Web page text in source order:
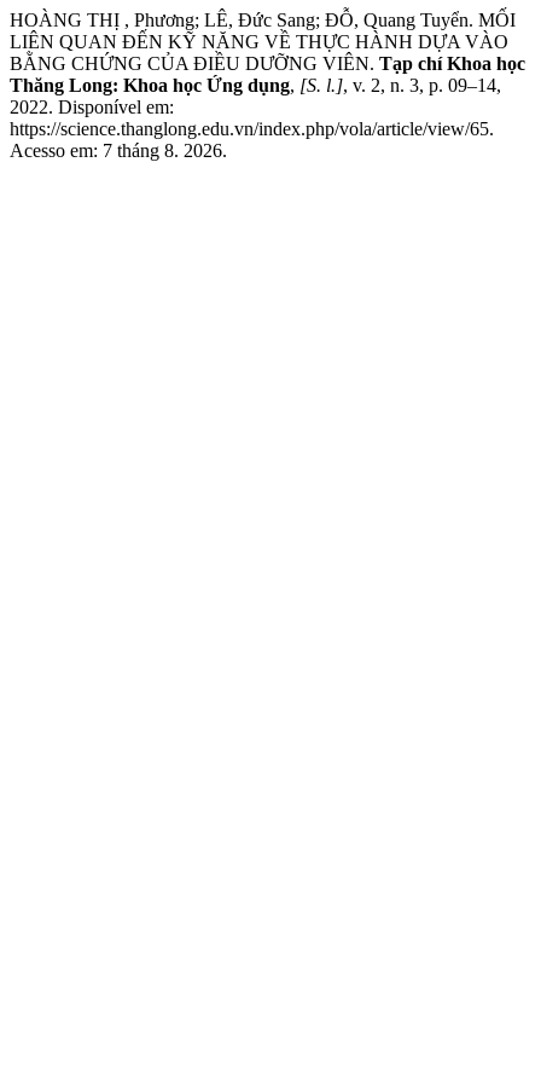
HOÀNG THỊ , Phương; LÊ, Đức Sang; ĐỖ, Quang Tuyển. MỐI
LIÊN QUAN ĐẾN KỸ NĂNG VỀ THỰC HÀNH DỰA VÀO
BẰNG CHỨNG CỦA ĐIỀU DƯỠNG VIÊN. Tạp chí Khoa học
Thăng Long: Khoa học Ứng dụng, [S. l.], v. 2, n. 3, p. 09–14,
2022. Disponível em:
https://science.thanglong.edu.vn/index.php/vola/article/view/65.
Acesso em: 7 tháng 8. 2026.